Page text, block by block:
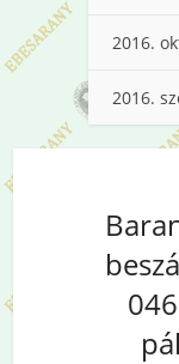
2016.
2016.